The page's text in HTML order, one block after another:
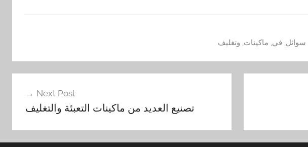
سوائل, في, ماكينات, وتغليف
Next Post
تصنيع العديد من ماكينات التعبئة والتغليف